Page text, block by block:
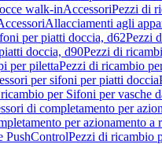
walk-inAccessoriPezzi di
Allacciamenti agli
per piatti doccia, d62Pezzi
doccia, d90Pezzi di
per pilettaPezzi di ricambio
per sifoni per piatti doccia
per Sifoni per vasche
di completamento per
per azionamento
PushControlPezzi di ricambio